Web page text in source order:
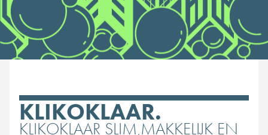
KLIKOKLAAR.
KLIKOKLAAR SLIM,MAKKELIJK EN